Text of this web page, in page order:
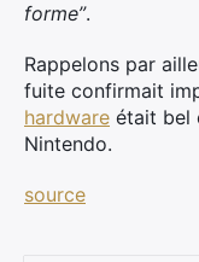
forme”.
Rappelons par
fuite confirmait
hardware était bel
Nintendo.
source